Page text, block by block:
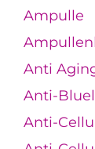
Ampulle
Anti
Anti-
Anti-